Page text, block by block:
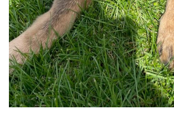
Expo Saint Pouange (05/24)
Expo de Châlon (05/24)
Expo d’Offenburg (03/24)
Séance grimaces (01/24)
Soirée à Motey (08/23)